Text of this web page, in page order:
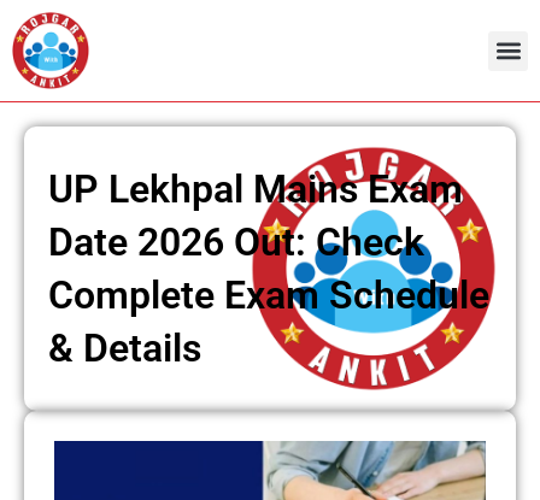
Skip
to
content
UP Lekhpal Mains Exam
Date 2026 Out: Check
Complete Exam Schedule
& Details